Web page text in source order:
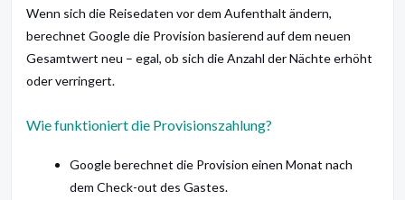
Wenn sich die Reisedaten vor dem Aufenthalt ändern,
berechnet Google die Provision basierend auf dem neuen
Gesamtwert neu – egal, ob sich die Anzahl der Nächte erhöht
oder verringert.
Wie funktioniert die Provisionszahlung?
Google berechnet die Provision einen Monat nach
dem Check-out des Gastes.